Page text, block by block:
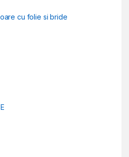
cu folie si bride